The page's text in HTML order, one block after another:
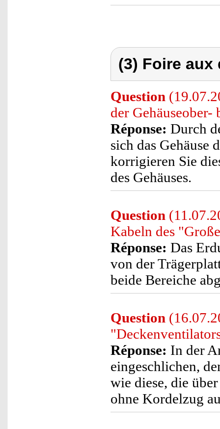
(3) Foire
Question
der Gehäuseober-
Réponse: Durch
sich das Gehäuse
korrigieren Sie
des Gehäuses.
Question
Kabeln des
Réponse: Das
von der
beide Bereiche
Question
Réponse: In der
eingeschlichen,
wie diese, die
ohne Kordelzug